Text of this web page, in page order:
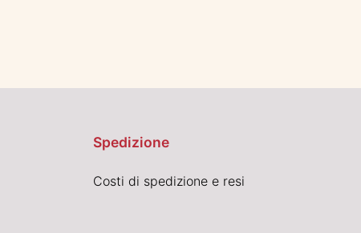
Spedizione
Costi di spedizione e resi